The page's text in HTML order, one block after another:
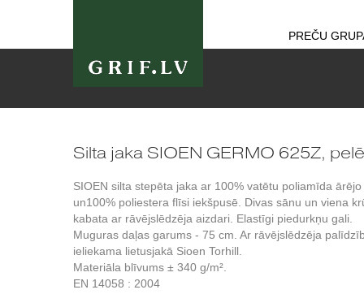
PREČU
Silta jaka SIOEN GERMO 625Z,
SIOEN silta stepēta jaka ar 100% vatētu poliamīda ārējo
un100% poliestera flīsi iekšpusē. Divas sānu un viena
kabata ar rāvējslēdzēja aizdari. Elastīgi piedurkņu gali.
Muguras daļas garums - 75 cm. Ar rāvējslēdzēja
ieliekama lietusjakā Sioen Torhill.
Materiāla blīvums ± 340 g/m².
EN 14058 : 2004